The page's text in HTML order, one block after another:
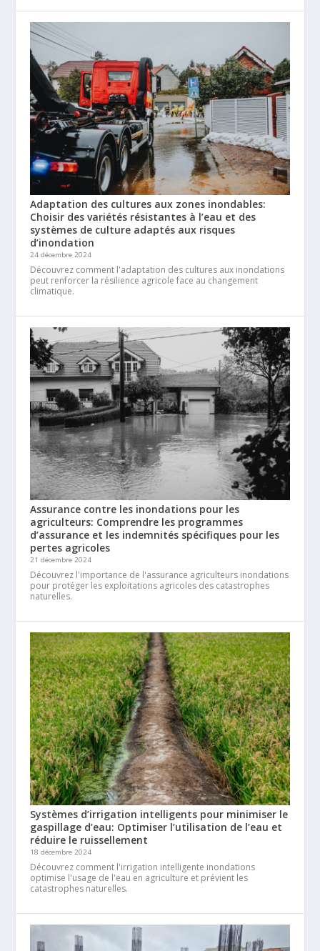
Adaptation des cultures aux zones inondables:
Choisir des variétés résistantes à l’eau et des
systèmes de culture adaptés aux risques
d’inondation
24 décembre 2024
Découvrez comment l'adaptation des cultures aux inondations
peut renforcer la résilience agricole face au changement
climatique.
Assurance contre les inondations pour les
agriculteurs: Comprendre les programmes
d’assurance et les indemnités spécifiques pour les
pertes agricoles
21 décembre 2024
Découvrez l'importance de l'assurance agriculteurs inondations
pour protéger les exploitations agricoles des catastrophes
naturelles.
Systèmes d’irrigation intelligents pour minimiser le
gaspillage d’eau: Optimiser l’utilisation de l’eau et
réduire le ruissellement
18 décembre 2024
Découvrez comment l'irrigation intelligente inondations
optimise l'usage de l'eau en agriculture et prévient les
catastrophes naturelles.